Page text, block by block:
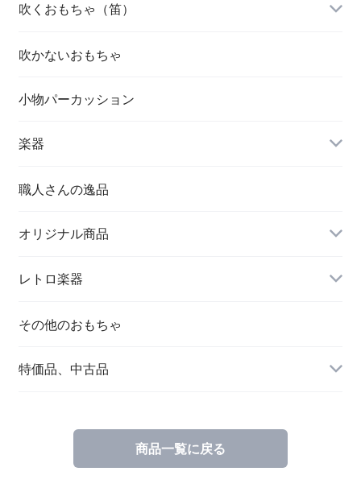
吹くおもちゃ（笛）
吹かないおもちゃ
小物パーカッション
楽器
職人さんの逸品
オリジナル商品
レトロ楽器
その他のおもちゃ
特価品、中古品
商品一覧に戻る